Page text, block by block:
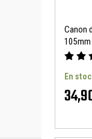
Canon
105mm
Nine
En